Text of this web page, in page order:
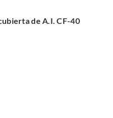
de A.I. CF-40